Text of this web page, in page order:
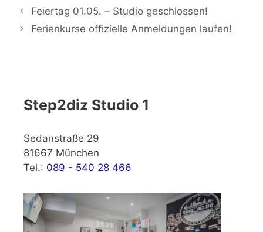
Feiertag 01.05. – Studio geschlossen!
Ferienkurse offizielle Anmeldungen laufen!
Step2diz Studio 1
Sedanstraße 29
81667 München
Tel.: 089 - 540 28 466